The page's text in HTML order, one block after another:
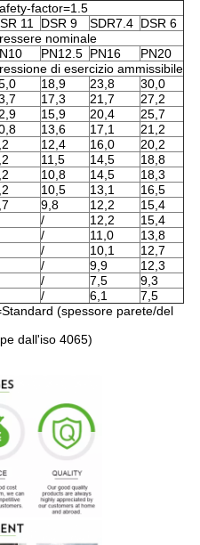
factor=1.5
11 DSR 9 SDR7.4 DSR 6
nominale
PN12.5 PN16
PN20
di esercizio ammissibile
18,9 23,8
30,0
17,3 21,7
27,2
15,9 20,4
25,7
13,6 17,1
21,2
12,4 16,0
20,2
11,5 14,5 18,8
10,8 14,5
18,3
10,5 13,1
16,5
9,8 12,2
15,4
/ 12,2
15,4
/ 11,0
13,8
/ 10,1
12,7
/ 9,9
12,3
/ 7,5
9,3
/ 6,1
7,5
(spessore parete/del
dall'iso 4065)